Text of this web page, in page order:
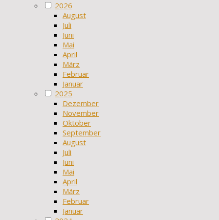
2026
August
Juli
Juni
Mai
April
März
Februar
Januar
2025
Dezember
November
Oktober
September
August
Juli
Juni
Mai
April
März
Februar
Januar